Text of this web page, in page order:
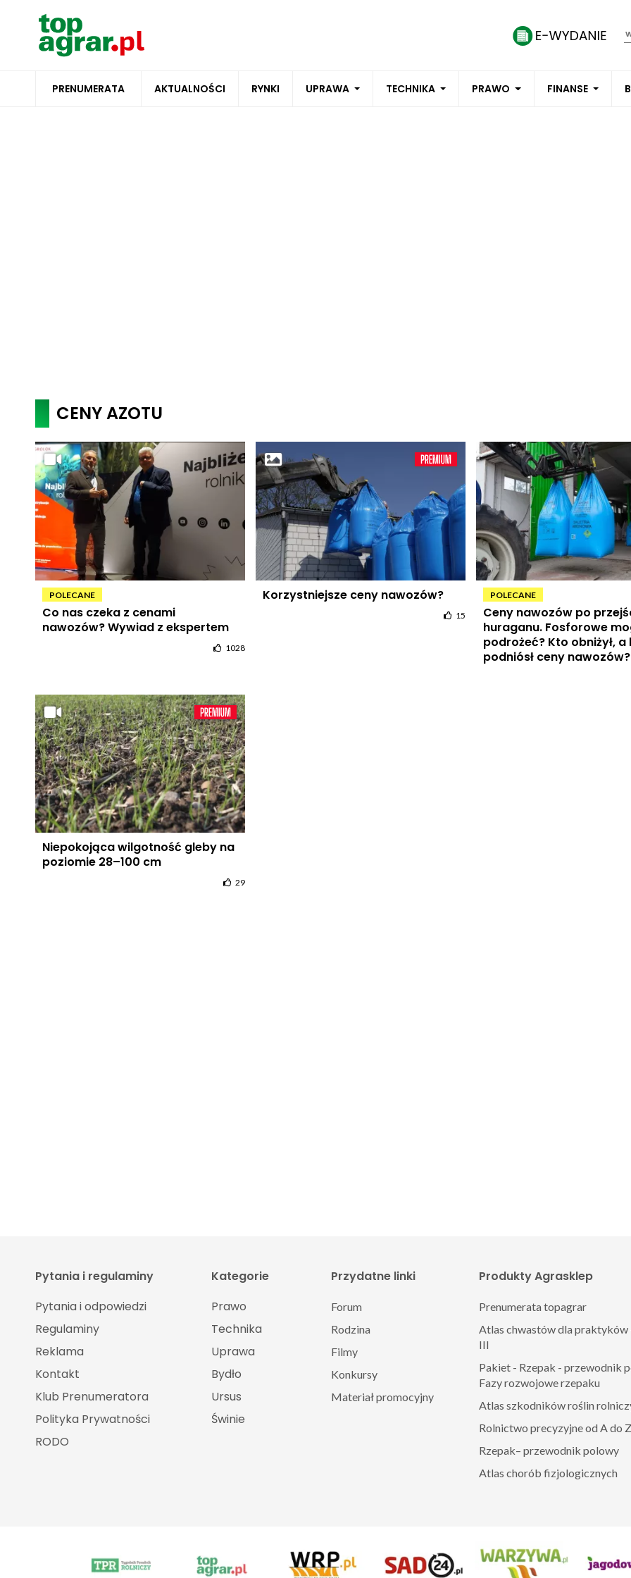
PRENUMERATA AKTUALNOŚCI RYNKI UPRAWA TECHNIKA PRAWO FINANSE
CENY AZOTU
POLECANE
Co nas czeka z cenami
nawozów? Wywiad z ekspertem
1028
Korzystniejsze ceny nawozów?
15
POLECANE
Ceny nawozów po
huraganu. Fosforowe
podrożeć? Kto obniżył, a
podniósł ceny nawozów?
Niepokojąca wilgotność gleby na
poziomie 28–100 cm
29
Pytania i regulaminy
Pytania i odpowiedzi
Regulaminy
Reklama
Kontakt
Klub Prenumeratora
Polityka Prywatności
RODO
Kategorie
Prawo
Technika
Uprawa
Bydło
Ursus
Świnie
Produkty Agrasklep
Prenumerata topagrar
Atlas chwastów dla praktyków
III
Pakiet - Rzepak - przewodnik
Fazy rozwojowe rzepaku
Atlas szkodników roślin
Rolnictwo precyzyjne od A do Z
Rzepak– przewodnik polowy
Atlas chorób fizjologicznych
Przydatne linki
Forum
Rodzina
Filmy
Konkursy
Materiał promocyjny